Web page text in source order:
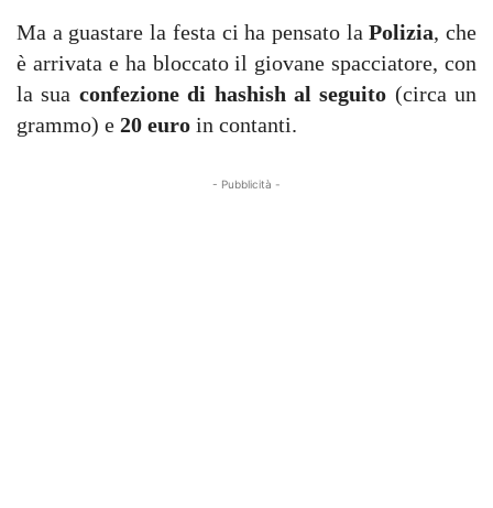
Ma a guastare la festa ci ha pensato laPolizia, che
è arrivata e ha bloccato il giovane spacciatore, con
la sua confezione di hashish al seguito (circa un
grammo) e 20 euro in contanti.
- Pubblicità -